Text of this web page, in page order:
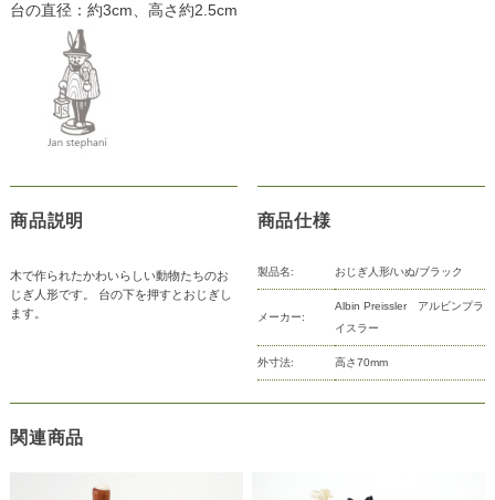
台の直径：約3cm、高さ約2.5cm
商品説明
木で作られたかわいらしい動物たちのお
じぎ人形です。 台の下を押すとおじぎし
ます。
商品仕様
製品名: おじぎ人形/いぬ/ブラック
メーカー:
Albin Preissler アルビンプラ
イスラー
外寸法: 高さ70mm
関連商品